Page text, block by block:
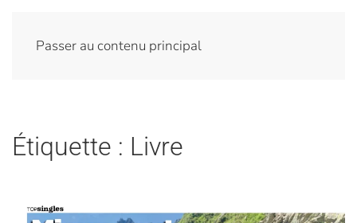
Passer au contenu principal
Étiquette : Livre